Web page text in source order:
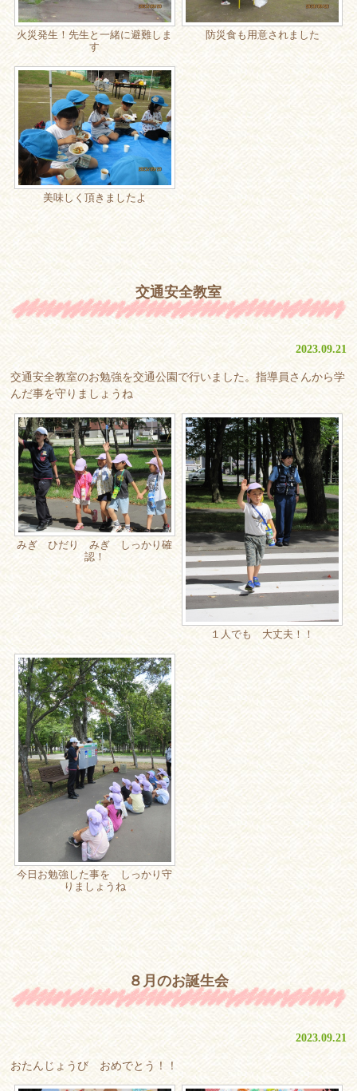
火災発生！先生と一緒に避難しま
す
防災食も用意されました
美味しく頂きましたよ
交通安全教室
2023.09.21
交通安全教室のお勉強を交通公園で行いました。指導員さんから学
んだ事を守りましょうね
みぎ ひだり みぎ しっかり確
認！
１人でも 大丈夫！！
今日お勉強した事を しっかり守
りましょうね
８月のお誕生会
2023.09.21
おたんじょうび おめでとう！！